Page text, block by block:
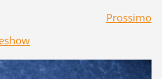
Prossimo